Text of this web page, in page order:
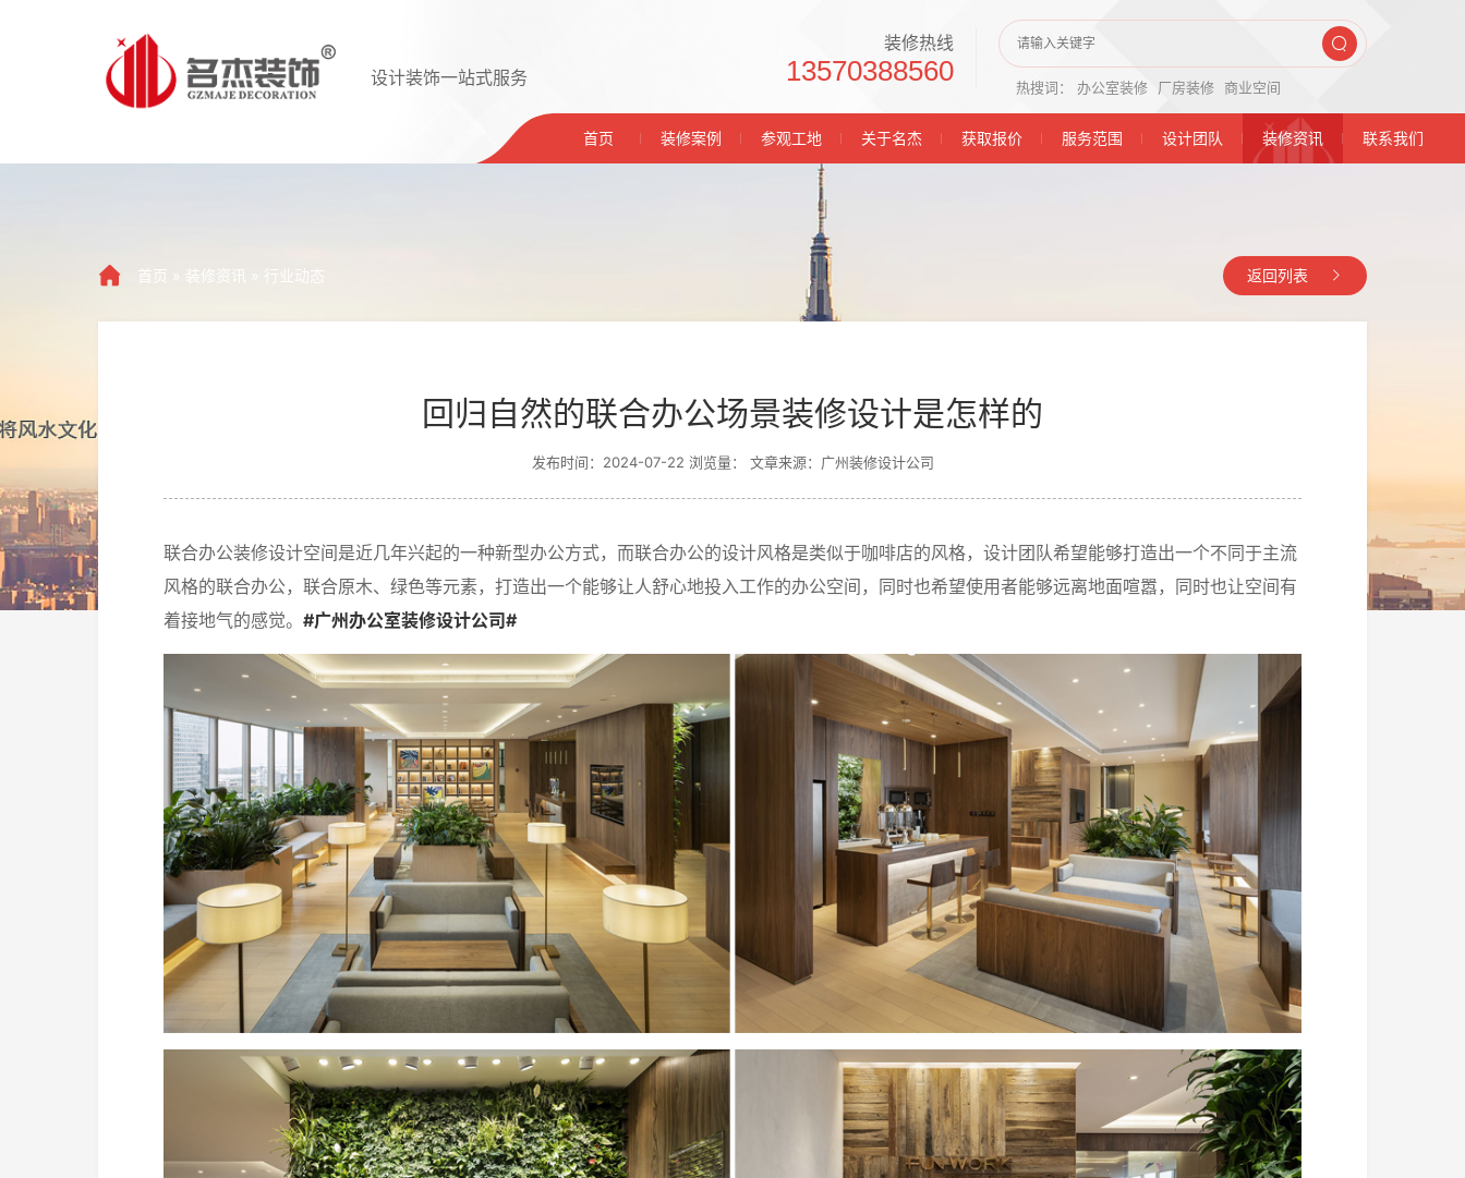
设计装饰一站式服务
装修热线
13570388560 热搜词： 办公室装修 厂房装修 商业空间
首页 装修案例 参观工地 关于名杰 获取报价 服务范围 设计团队 装修资讯 联系我们
首页 » 装修资讯 » 行业动态 返回列表
回归自然的联合办公场景装修设计是怎样的
发布时间：2024-07-22 浏览量： 文章来源：广州装修设计公司
联合办公装修设计空间是近几年兴起的一种新型办公方式，而联合办公的设计风格是类似于咖啡店的风格，设计团队希望能够打造出一个不同于主流
风格的联合办公，联合原木、绿色等元素，打造出一个能够让人舒心地投入工作的办公空间，同时也希望使用者能够远离地面喧嚣，同时也让空间有
着接地气的感觉。 #广州办公室装修设计公司#